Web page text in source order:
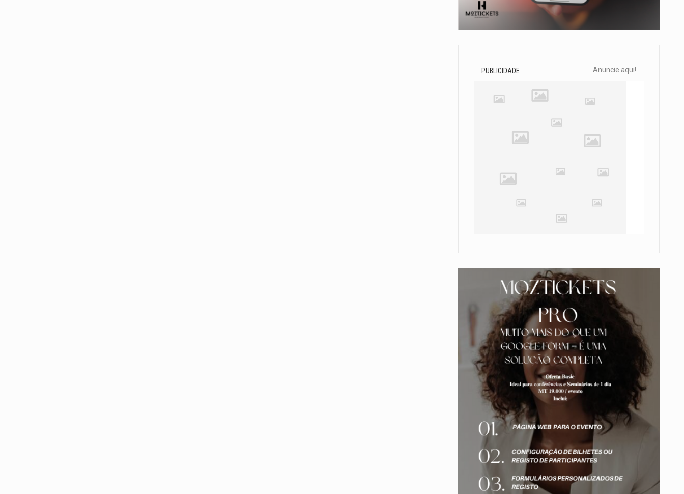
PUBLICIDADE Anuncie aqui!